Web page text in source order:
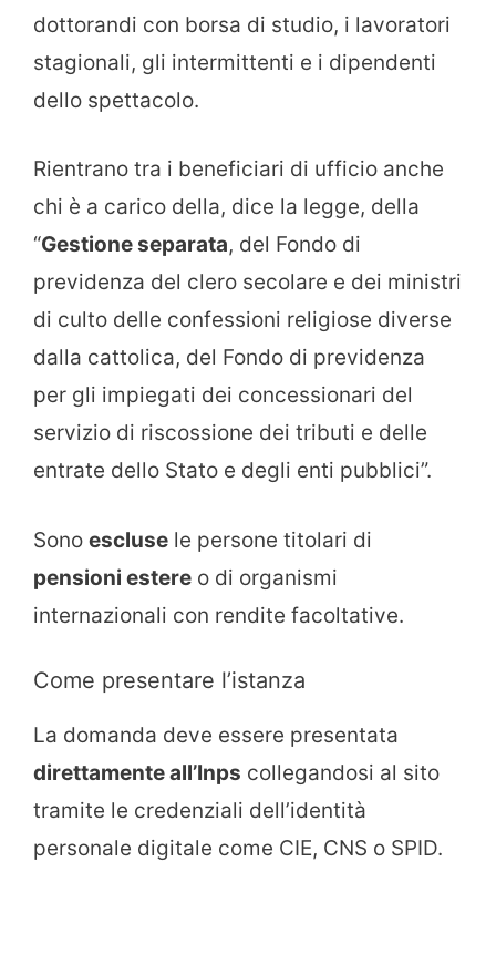
dottorandi con borsa di studio, i lavoratori
stagionali, gli intermittenti e i dipendenti
dello spettacolo.
Rientrano tra i beneficiari di ufficio anche
chi è a carico della, dice la legge, della
“Gestione separata, del Fondo di
previdenza del clero secolare e dei ministri
di culto delle confessioni religiose diverse
dalla cattolica, del Fondo di previdenza
per gli impiegati dei concessionari del
servizio di riscossione dei tributi e delle
entrate dello Stato e degli enti pubblici”.
Sono escluse le persone titolari di
pensioni estere o di organismi
internazionali con rendite facoltative.
Come presentare l’istanza
La domanda deve essere presentata
direttamente all’Inps collegandosi al sito
tramite le credenziali dell’identità
personale digitale come CIE, CNS o SPID.